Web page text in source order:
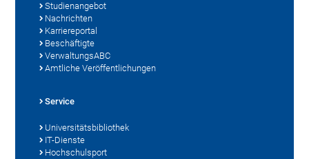
Studienangebot
Nachrichten
Karriereportal
Beschäftigte
VerwaltungsABC
Amtliche Veröffentlichungen
Service
Universitätsbibliothek
IT-Dienste
Hochschulsport